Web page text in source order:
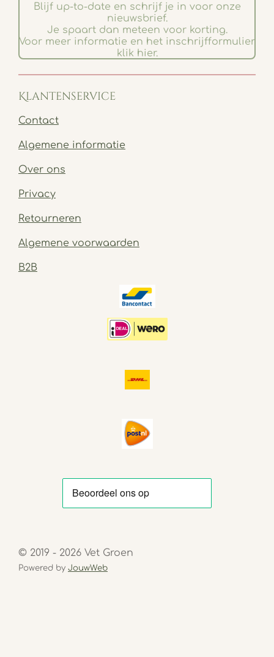
Blijf up-to-date en schrijf je in voor onze
nieuwsbrief.
Je spaart dan meteen voor korting.
Voor meer informatie en het inschrijfformulier
klik hier.
Klantenservice
Contact
Algemene informatie
Over ons
Privacy
Retourneren
Algemene voorwaarden
B2B
© 2019 - 2026 Vet Groen
Powered by JouwWeb